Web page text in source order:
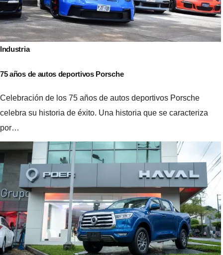
Industria
75 años de autos deportivos Porsche
Celebración de los 75 años de autos deportivos Porsche
celebra su historia de éxito. Una historia que se caracteriza
por…